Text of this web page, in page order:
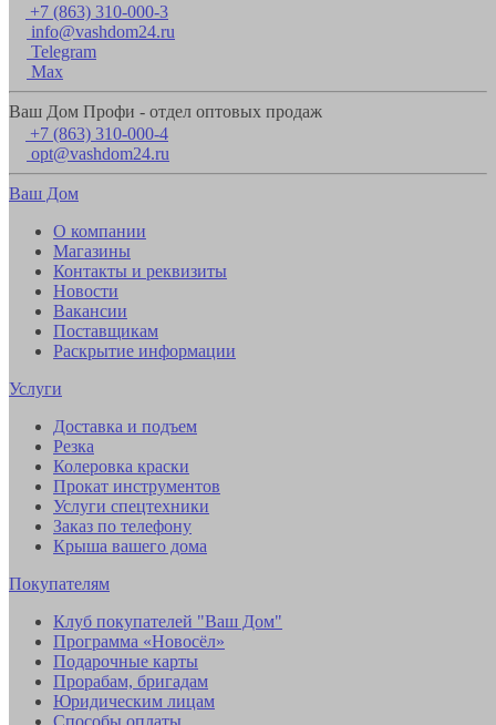
+7 (863) 310-000-3
info@vashdom24.ru
Telegram
Max
Ваш Дом Профи - отдел оптовых продаж
+7 (863) 310-000-4
opt@vashdom24.ru
Ваш Дом
О компании
Магазины
Контакты и реквизиты
Новости
Вакансии
Поставщикам
Раскрытие информации
Услуги
Доставка и подъем
Резка
Колеровка краски
Прокат инструментов
Услуги спецтехники
Заказ по телефону
Крыша вашего дома
Покупателям
Клуб покупателей "Ваш Дом"
Программа «Новосёл»
Подарочные карты
Прорабам, бригадам
Юридическим лицам
Способы оплаты